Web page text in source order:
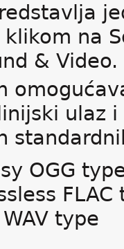
klikom na
& Video.
ulaz
OGG
FLAC
type